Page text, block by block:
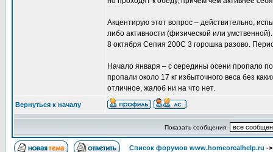
Акцентирую этот вопрос – действительно,
либо активности (физической или умственной).
8 октября Сепия 200С 3 горошка разово.
Начало января – с середины осени пропало
пропали около 17 кг избыточного веса без
отличное, жалоб ни на что нет.
Вернуться к началу
Показать сообщения:
Список форумов www.homeorealhelp.ru -